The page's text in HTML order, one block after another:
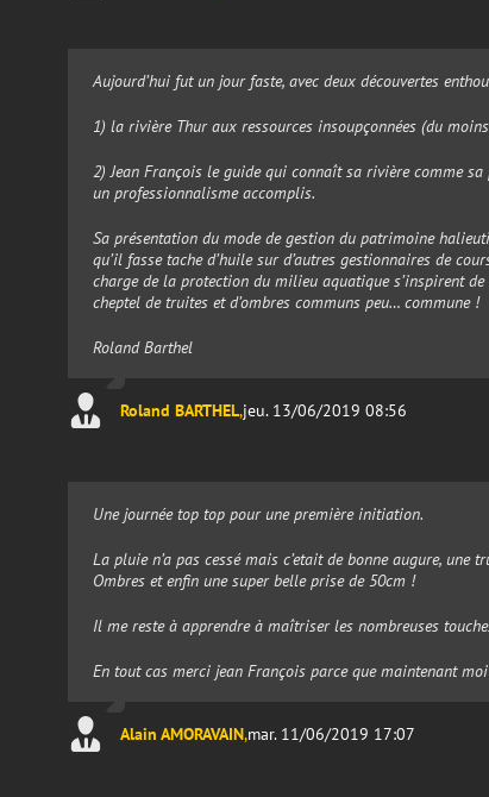
Aujourd’hui fut un jour faste, avec deux découvertes
1) la rivière Thur aux ressources insoupçonnées (du
2) Jean François le guide qui connaît sa rivière comme
un professionnalisme accomplis.
Sa présentation du mode de gestion du patrimoine
qu’il fasse tache d’huile sur d’autres gestionnaires de
charge de la protection du milieu aquatique s’inspirent
cheptel de truites et d’ombres communs peu… commune !
Roland Barthel
Roland BARTHEL,jeu. 13/06/2019 08:56
Une journée top top pour une première initiation.
La pluie n’a pas cessé mais c’etait de bonne augure,
Ombres et enfin une super belle prise de 50cm !
Il me reste à apprendre à maîtriser les nombreuses
En tout cas merci jean François parce que maintenant
Alain AMORAVAIN,mar. 11/06/2019 17:07